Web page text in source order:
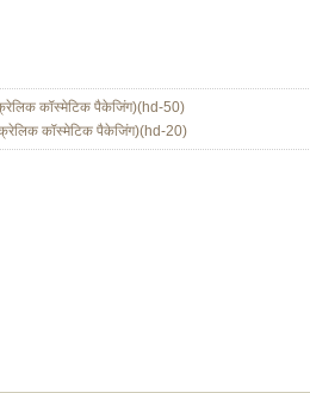
कॉस्मेटिक पैकेजिंग)(hd-50)
कॉस्मेटिक पैकेजिंग)(hd-20)